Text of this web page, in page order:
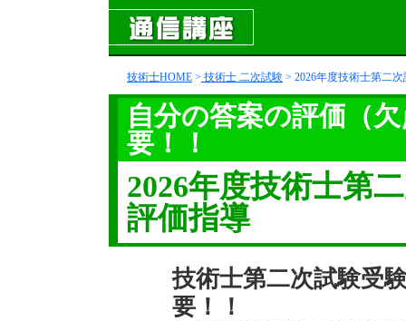
技術士HOME > 技術士 二次試験 > 2026年度技術士第二
自分の答案の評価（
要！！
2026年度技術士第
評価指導
技術士第二次試験受
要！！